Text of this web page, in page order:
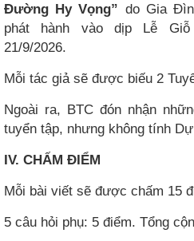
Đường Hy Vọng” do Gia
phát hành vào dịp Lễ
21/9/2026.
Mỗi tác giả sẽ được biếu 2
Ngoài ra, BTC đón nhận
tuyển tập, nhưng không tính
IV. CHẤM ĐIỂM
Mỗi bài viết sẽ được chấm 15
5 câu hỏi phụ: 5 điểm. Tổng